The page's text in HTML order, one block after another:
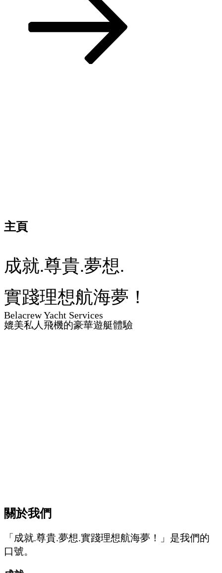
主頁
成就.尊貴.夢想.
實踐理想航海夢！
Belacrew Yacht Services
媲美私人飛機的豪華遊艇體驗
關於我們
「成就.尊貴.夢想.實踐理想航海夢！」是我們的
口號。